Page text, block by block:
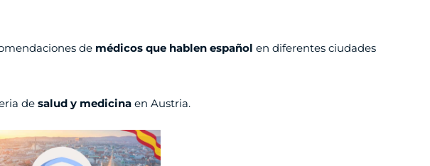
de médicos que hablen español en diferentes ciudades
de salud y medicina en Austria.